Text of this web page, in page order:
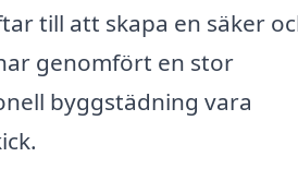
till att skapa en säker
genomfört en stor
byggstädning vara